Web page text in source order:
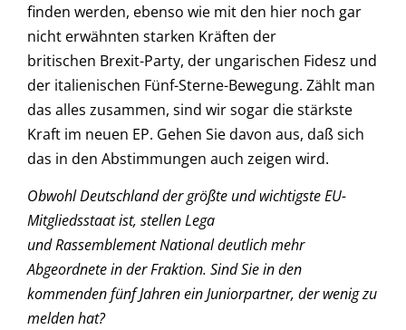
finden werden, ebenso wie mit den hier noch gar
nicht erwähnten starken Kräften der
britischen Brexit-Party, der ungarischen Fidesz und
der italienischen Fünf-Sterne-Bewegung. Zählt man
das alles zusammen, sind wir sogar die stärkste
Kraft im neuen EP. Gehen Sie davon aus, daß sich
das in den Abstimmungen auch zeigen wird.
Obwohl Deutschland der größte und wichtigste EU-
Mitgliedsstaat ist, stellen Lega
und Rassemblement National deutlich mehr
Abgeordnete in der Fraktion. Sind Sie in den
kommenden fünf Jahren ein Juniorpartner, der wenig zu
melden hat?